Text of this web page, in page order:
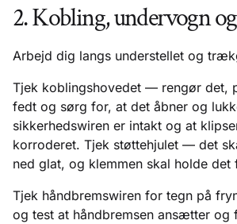
2. Kobling, undervogn
Arbejd dig langs understellet og
Tjek koblingshovedet — rengør det,
fedt og sørg for, at det åbner og
sikkerhedswiren er intakt og at
korroderet. Tjek støttehjulet — det
ned glat, og klemmen skal holde det
Tjek håndbremswiren for tegn på
og test at håndbremsen ansætter og